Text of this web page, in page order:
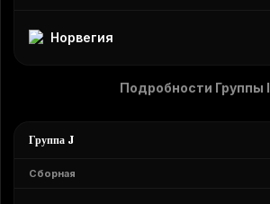
Норвегия
Подробности Группы I
Группа J
Сборная